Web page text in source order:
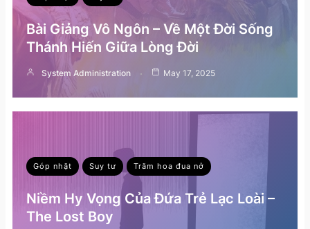
Bài Giảng Vô Ngôn – Về Một Đời Sống
Thánh Hiến Giữa Lòng Đời
System Administration May 17, 2025
Góp nhặt Suy tư Trăm hoa đua nở
Niềm Hy Vọng Của Đứa Trẻ Lạc Loài –
The Lost Boy